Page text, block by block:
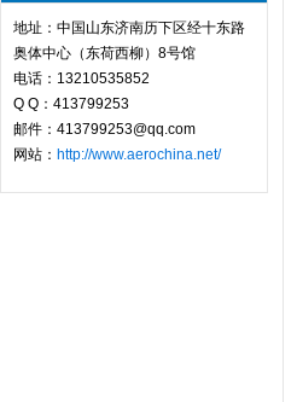
地址：中国山东济南历下区经十东路
奥体中心（东荷西柳）8号馆
电话：13210535852
Q Q：413799253
邮件：413799253@qq.com
网站： http://www.aerochina.net/